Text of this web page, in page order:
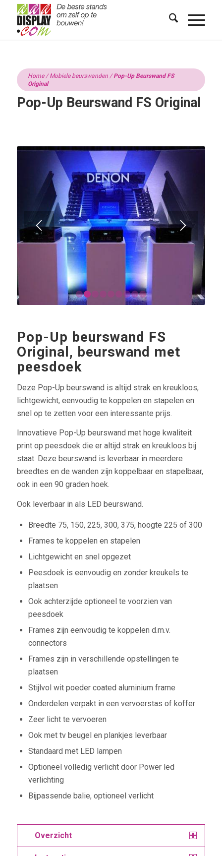
Home/Mobiele beurswanden/Pop-Up Beurswand FS
Original
Pop-Up Beurswand FS Original
1 2 3 9
Pop-Up beurswand FS
Original, beurswand met
peesdoek
Deze Pop-Up beurswand is altijd strak en kreukloos,
lichtgewicht, eenvoudig te koppelen en stapelen en
snel op te zetten voor een interessante prijs.
Innovatieve Pop-Up beurswand met hoge kwaliteit
print op peesdoek die er altijd strak en kreukloos bij
staat. Deze beurswand is leverbaar in meerdere
breedtes en de wanden zijn koppelbaar en stapelbaar,
ook in een 90 graden hoek.
Ook leverbaar in als LED beurswand.
Breedte 75, 150, 225, 300, 375, hoogte 225 of 300
Frames te koppelen en stapelen
Lichtgewicht en snel opgezet
Peesdoek is eenvoudig en zonder kreukels te
plaatsen
Ook achterzijde optioneel te voorzien van
peesdoek
Frames zijn eenvoudig te koppelen d.m.v.
connectors
Frames zijn in verschillende opstellingen te
plaatsen
Stijlvol wit poeder coated aluminium frame
Onderdelen verpakt in een vervoerstas of koffer
Zeer licht te vervoeren
Ook met tv beugel en plankjes leverbaar
Standaard met LED lampen
Optioneel volledig verlicht door Power led
verlichting
Bijpassende balie, optioneel verlicht
Overzicht